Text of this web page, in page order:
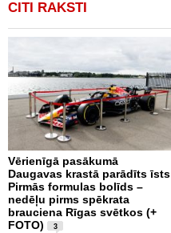
CITI RAKSTI
Vērienīgā pasākumā
Daugavas krastā parādīts īsts
Pirmās formulas bolīds –
nedēļu pirms spēkrata
brauciena Rīgas svētkos (+
FOTO)
3